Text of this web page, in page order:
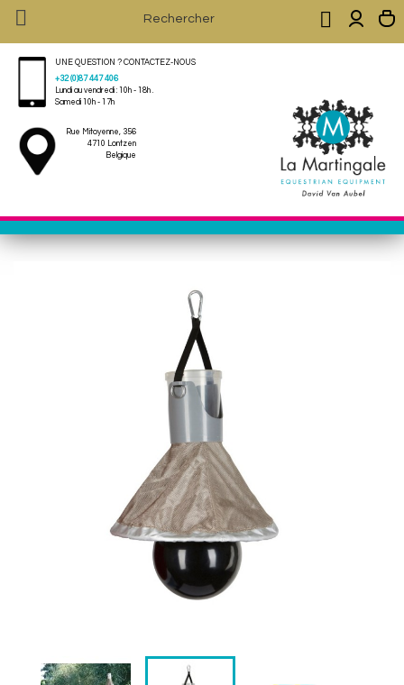
 
UNE QUESTION ? CONTACTEZ-NOUS
+32 (0)87 447 406
Lundi au vendredi : 10h - 18h .
Samedi 10h - 17h
Rue Mitoyenne, 356
4710 Lontzen
Belgique